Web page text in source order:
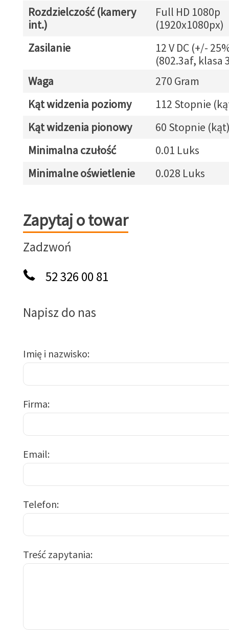
Rozdzielczość (kamery
int.)
Full HD 1080p
(1920x1080px)
Zasilanie
12 V DC (+/-
(802.3af, klasa
Waga
270 Gram
Kąt widzenia poziomy
112 Stopnie
Kąt widzenia pionowy
60 Stopnie
Minimalna czułość
0.01 Luks
Minimalne oświetlenie
0.028 Luks
Zapytaj o towar
Zapytaj o towar
Zadzwoń
52 326 00 81
Napisz do nas
Imię i nazwisko
Firma
Email
Telefon
Treść zapytania